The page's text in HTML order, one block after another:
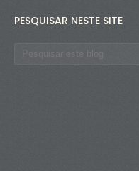
PESQUISAR NESTE SITE